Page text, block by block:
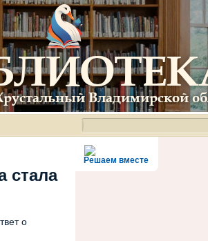
Решаем вместе
стала
о